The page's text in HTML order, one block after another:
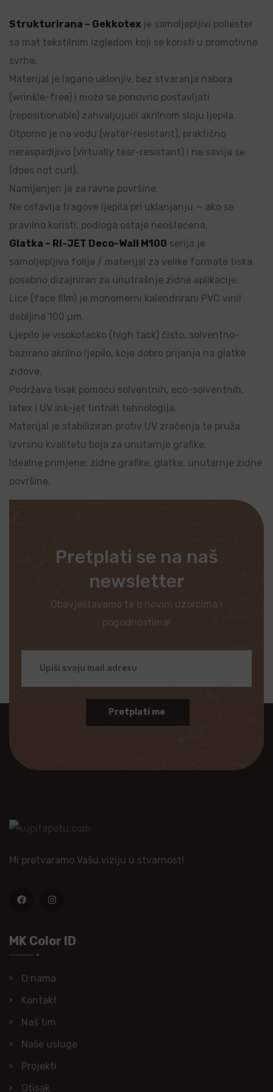
Strukturirana – Gekkotex je samoljepljivi poliester
sa mat tekstilnim izgledom koji se koristi u promotivne
svrhe.
Materijal je lagano uklonjiv, bez stvaranja nabora
(wrinkle-free) i može se ponovno postavljati
(repositionable) zahvaljujući akrilnom sloju ljepila.
Otporno je na vodu (water-resistant), praktično
neraspadljivo (virtually tear-resistant) i ne savija se
(does not curl).
Namijenjen je za ravne površine.
Ne ostavlja tragove ljepila pri uklanjanju — ako se
pravilno koristi, podloga ostaje neoštećena.
Glatka – RI-JET Deco-Wall M100 serija je
samoljepljiva folija / materijal za velike formate tiska,
posebno dizajniran za unutrašnje zidne aplikacije.
Lice (face film) je monomerni kalendrirani PVC vinil
debljine 100 µm.
Ljepilo je visokotacko (high tack) čisto, solventno-
bazirano akrilno ljepilo, koje dobro prijanja na glatke
zidove.
Podržava tisak pomoću solventnih, eco-solventnih,
latex i UV ink-jet tintnih tehnologija.
Materijal je stabiliziran protiv UV zračenja te pruža
izvrsnu kvalitetu boja za unutarnje grafike.
Idealne primjene: zidne grafike, glatke, unutarnje zidne
površine.
Pretplati se na naš
newsletter
Obavještavamo te o novim uzorcima i
pogodnostima!
Pretplati me
Mi pretvaramo Vašu viziju u stvarnost!
MK Color ID
O nama
Kontakt
Naš tim
Naše usluge
Projekti
Otisak